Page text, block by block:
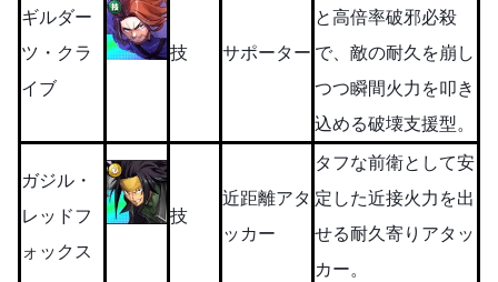
ギルダー
ツ・クラ
イブ
技 サポーター
と高倍率破邪必殺
で、敵の耐久を崩し
つつ瞬間火力を叩き
込める破壊支援型。
ガジル・
レッドフ
ォックス
技
近距離アタ
ッカー
タフな前衛として安
定した近接火力を出
せる耐久寄りアタッ
カー。